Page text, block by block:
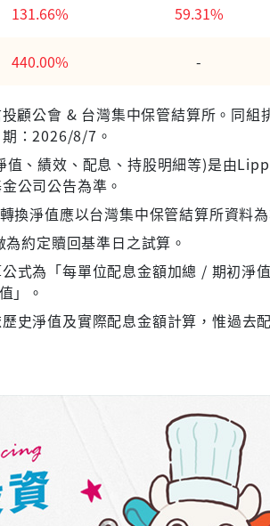
131.66% 59.31%
440.00% -
顧公會 & 台灣集中保管結算所。同組
：2026/8/7。
值、績效、配息、持股明細等)是由
公司公告為準。
換淨值應以台灣集中保管結算所資料
約定贖回基準日之試算。
式為「每單位配息金額加總 / 期初淨
」。
史淨值及實際配息金額計算，惟過去